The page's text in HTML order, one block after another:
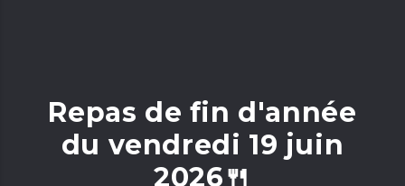
Repas de fin d'année
du vendredi 19 juin
2026🍴